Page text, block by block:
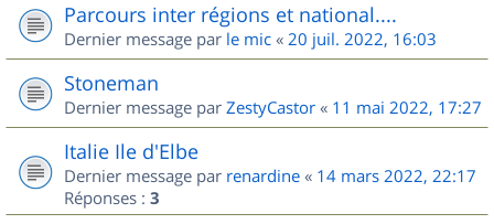
Parcours inter régions et national....
Dernier message par le mic « 20 juil. 2022, 16:03
Stoneman
Dernier message par ZestyCastor « 11 mai 2022, 17:27
Italie Ile d'Elbe
Dernier message par renardine « 14 mars 2022, 22:17
Réponses : 3